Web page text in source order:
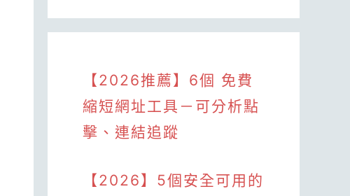
【2026推薦】6個 免費
縮短網址工具－可分析點
擊、連結追蹤
【2026】5個安全可用的